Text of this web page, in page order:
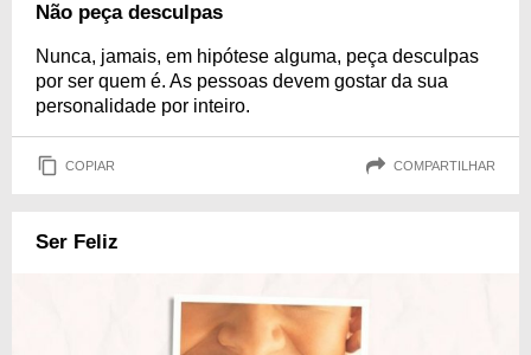
Não peça desculpas
Nunca, jamais, em hipótese alguma, peça desculpas
por ser quem é. As pessoas devem gostar da sua
personalidade por inteiro.
COPIAR COMPARTILHAR
Ser Feliz